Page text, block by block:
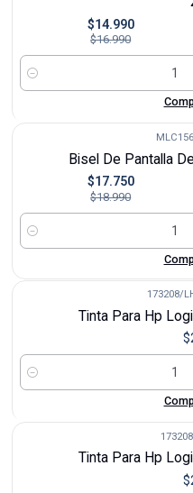
$14.990
$16.990
Cantidad
Bisel De Pantalla
$17.750
$18.990
Cantidad
173208/
Tinta Para Hp
Cantidad
173208
Tinta Para Hp